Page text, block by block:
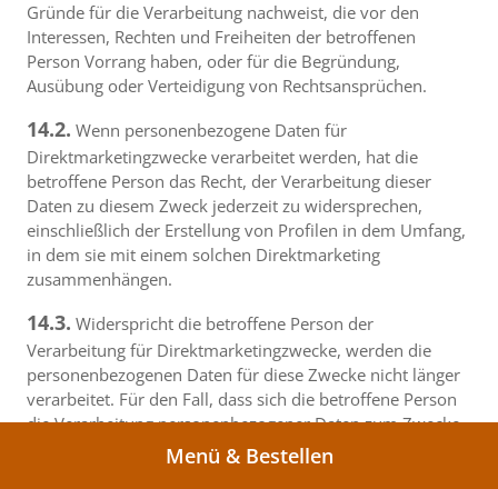
Gründe für die Verarbeitung nachweist, die vor den
Interessen, Rechten und Freiheiten der betroffenen
Person Vorrang haben, oder für die Begründung,
Ausübung oder Verteidigung von Rechtsansprüchen.
14.2. Wenn personenbezogene Daten für
Direktmarketingzwecke verarbeitet werden, hat die
betroffene Person das Recht, der Verarbeitung dieser
Daten zu diesem Zweck jederzeit zu widersprechen,
einschließlich der Erstellung von Profilen in dem Umfang,
in dem sie mit einem solchen Direktmarketing
zusammenhängen.
14.3. Widerspricht die betroffene Person der
Verarbeitung für Direktmarketingzwecke, werden die
personenbezogenen Daten für diese Zwecke nicht länger
verarbeitet. Für den Fall, dass sich die betroffene Person
die Verarbeitung personenbezogener Daten zum Zwecke
des Direktmarketings separat und ohne Verbindung zu
Menü & Bestellen